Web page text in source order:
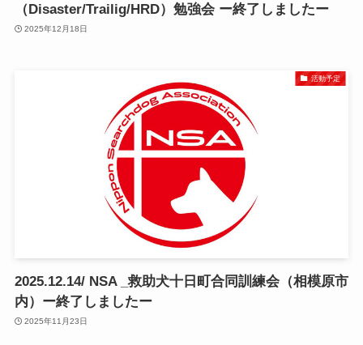
（Disaster/Trailig/HRD）勉強会 ー終了しましたー
2025年12月18日
活動予定
2025.12.14/ NSA _救助犬十日町合同訓練会（相模原市
内）ー終了しましたー
2025年11月23日